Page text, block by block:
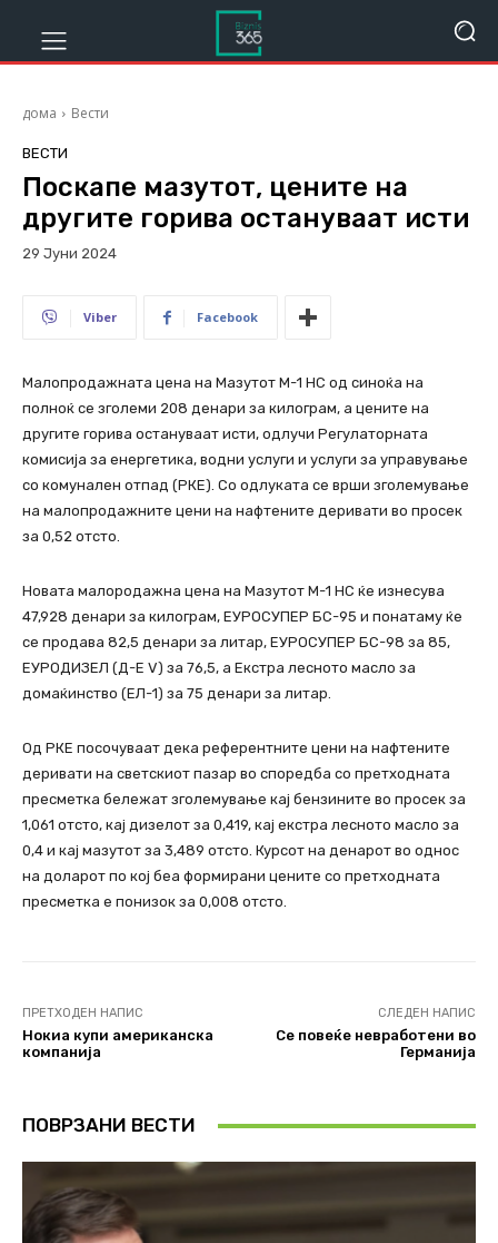
дома Вести
ВЕСТИ
Поскапе мазутот, цените на
другите горива остануваат исти
29 Јуни 2024
Viber Facebook
Малопродажната цена на Мазутот М-1 НС од синоќа на
полноќ се зголеми 208 денари за килограм, а цените на
другите горива остануваат исти, одлучи Регулаторната
комисија за енергетика, водни услуги и услуги за управување
со комунален отпад (РКЕ). Со одлуката се врши зголемување
на малопродажните цени на нафтените деривати во просек
за 0,52 отсто.
Новата малородажна цена на Мазутот М-1 НС ќе изнесува
47,928 денари за килограм, ЕУРОСУПЕР БС-95 и понатаму ќе
се продава 82,5 денари за литар, ЕУРОСУПЕР БС-98 за 85,
ЕУРОДИЗЕЛ (Д-Е V) за 76,5, а Екстра лесното масло за
домаќинство (ЕЛ-1) за 75 денари за литар.
Од РКЕ посочуваат дека референтните цени на нафтените
деривати на светскиот пазар во споредба со претходната
пресметка бележат зголемување кај бензините во просек за
1,061 отсто, кај дизелот за 0,419, кај екстра лесното масло за
0,4 и кај мазутот за 3,489 отсто. Курсот на денарот во однос
на доларот по кој беа формирани цените со претходната
пресметка е понизок за 0,008 отсто.
ПРЕТХОДЕН НАПИС
Нокиа купи американска
компанија
СЛЕДЕН НАПИС
Се повеќе невработени во
Германија
ПОВРЗАНИ ВЕСТИ